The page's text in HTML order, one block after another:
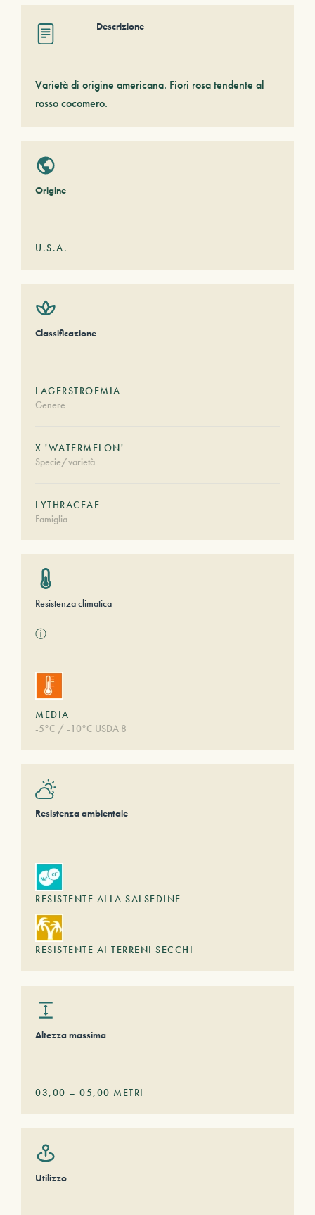
Descrizione
Varietà di origine americana. Fiori rosa tendente al
rosso cocomero.
Origine
U.S.A.
Classificazione
LAGERSTROEMIA
Genere
X 'WATERMELON'
Specie/varietà
LYTHRACEAE
Famiglia
Resistenza climatica
ⓘ
MEDIA
-5°C / -10°C USDA 8
Resistenza ambientale
RESISTENTE ALLA SALSEDINE
RESISTENTE AI TERRENI SECCHI
Altezza massima
03,00 – 05,00 METRI
Utilizzo